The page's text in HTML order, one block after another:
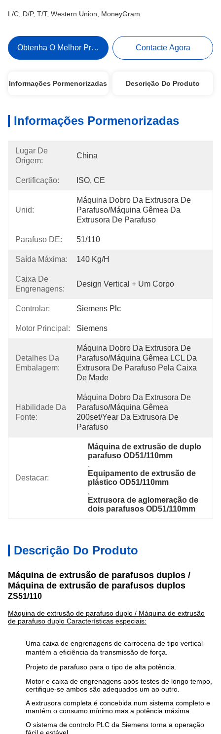
L/C, D/P, T/T, Western Union, MoneyGram
Obtenha O Melhor Preço Contacte Agora
Informações Pormenorizadas Descrição Do Produto
Informações Pormenorizadas
Lugar De
Origem:
China
Certificação: ISO, CE
Unid:
Máquina Dobro Da Extrusora De
Parafuso/máquina Gêmea Da
Extrusora De Parafuso
Parafuso DE: 51/110
Saída Máxima: 140 Kg/h
Caixa De
Engrenagens:
Design Vertical + Um Corpo
Controlar: Siemens Plc
Motor Principal: Siemens
Detalhes Da
Embalagem:
Máquina Dobro Da Extrusora De
Parafuso/máquina Gêmea LCL Da
Extrusora De Parafuso Pela Caixa
De Made
Habilidade Da
Fonte:
Máquina Dobro Da Extrusora De
Parafuso/máquina Gêmea
200set/year Da Extrusora De
Parafuso
Destacar:
Máquina de extrusão de duplo
parafuso OD51/110mm
,
Equipamento de extrusão de
plástico OD51/110mm
,
Extrusora de aglomeração de
dois parafusos OD51/110mm
Descrição Do Produto
Máquina de extrusão de parafusos duplos /
Máquina de extrusão de parafusos duplos
ZS51/110
Máquina de extrusão de parafuso duplo / Máquina de extrusão
de parafuso duplo Características especiais:
Uma caixa de engrenagens de carroceria de tipo vertical
mantém a eficiência da transmissão de força.
Projeto de parafuso para o tipo de alta potência.
Motor e caixa de engrenagens após testes de longo tempo,
certifique-se ambos são adequados um ao outro.
A extrusora completa é concebida num sistema completo e
mantém o consumo mínimo mas a potência máxima.
O sistema de controlo PLC da Siemens torna a operação